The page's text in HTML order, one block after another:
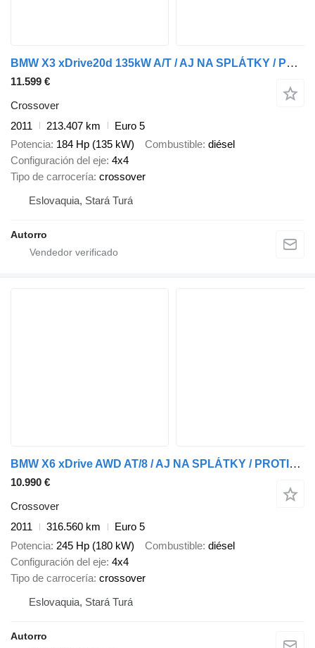
BMW X3 xDrive20d 135kW A/T / AJ NA SPLÁTKY / PROTIÚČET /
11.599 €
Crossover
2011
213.407 km
Euro 5
Potencia 184 Hp (135 kW) Combustible diésel
Configuración del eje 4x4
Tipo de carrocería crossover
Eslovaquia, Stará Turá
Autorro
BMW X6 xDrive AWD AT/8 / AJ NA SPLÁTKY / PROTIÚČET
10.990 €
Crossover
2011
316.560 km
Euro 5
Potencia 245 Hp (180 kW) Combustible diésel
Configuración del eje 4x4
Tipo de carrocería crossover
Eslovaquia, Stará Turá
Autorro